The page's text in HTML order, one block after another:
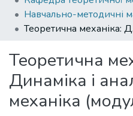
All of DSpace
Statistics
Теоретична
Динаміка і
механіка